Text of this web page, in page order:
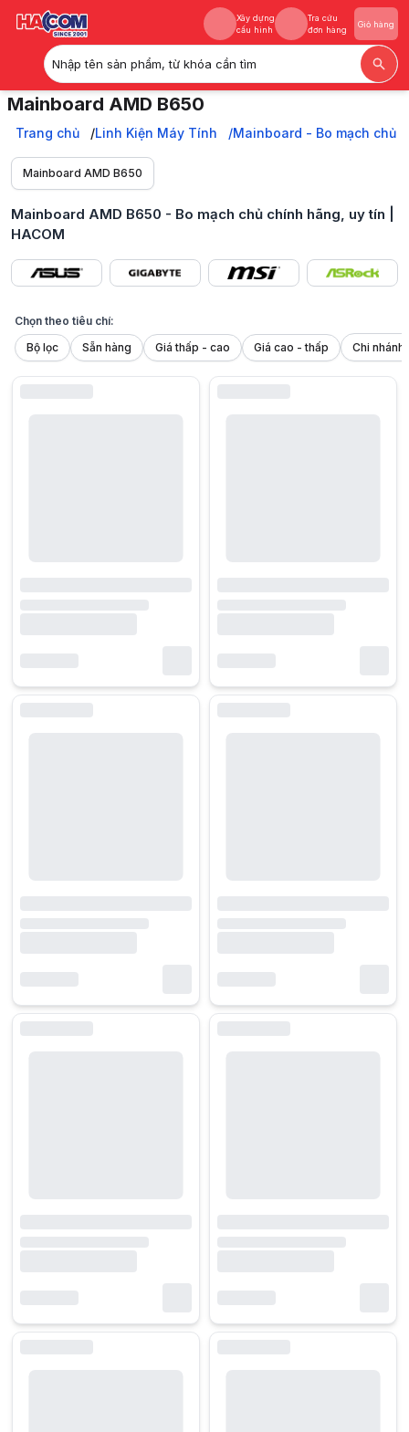
Xây dựng
cấu hình
Tra cứu
đơn hàng
Giỏ hàng
Nhập tên sản phẩm, từ khóa cần tìm
Xây dựng
Tra cứu
Mainboard AMD B650
Bo mạch chủ AMD B650 chính hãng, chất lượng, hiệu suất cao cho
Trang chủ
Mainboard - Bo mạch chủ
Mainboard AMD
Trang chủ Linh Kiện Máy Tính Mainboard - Bo mạch chủ
Mainboard AMD B650
Mainboard AMD B650 - Bo mạch chủ chính hãng, uy tín |
HACOM
Chọn theo tiêu chí:
Bộ lọc
Sẵn hàng Giá thấp - cao Giá cao - thấp